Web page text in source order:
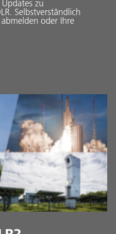
zu
Selbstverständlich
oder Ihre